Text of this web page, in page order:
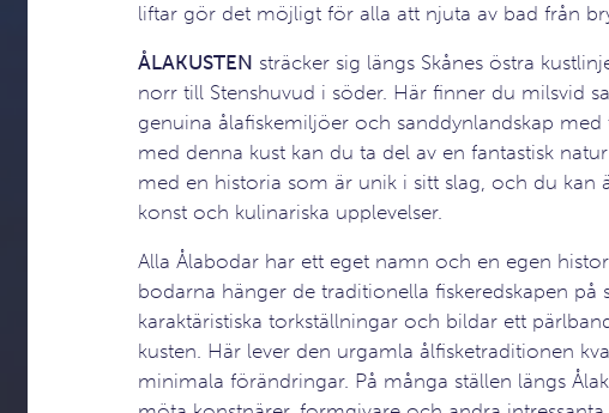
liftar gör det möjligt för alla att njuta av bad från
ÅLAKUSTEN sträcker sig längs Skånes östra
norr till Stenshuvud i söder. Här finner du milsvid
genuina ålafiskemiljöer och sanddynlandskap med
med denna kust kan du ta del av en fantastisk
med en historia som är unik i sitt slag, och du kan
konst och kulinariska upplevelser.
Alla Ålabodar har ett eget namn och en egen
bodarna hänger de traditionella fiskeredskapen på
karaktäristiska torkställningar och bildar ett
kusten. Här lever den urgamla ålfisketraditionen
minimala förändringar. På många ställen längs